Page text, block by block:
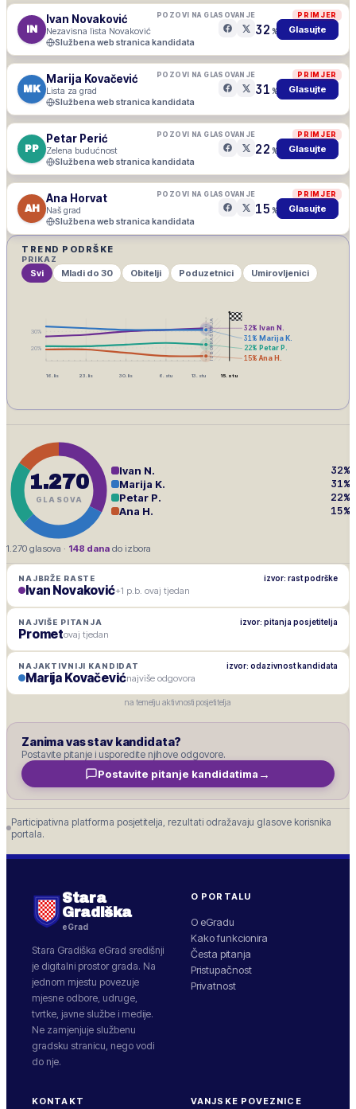
PRIMJER
IN
Ivan Novaković
Nezavisna lista Novaković
POZOVI NA GLASOVANJE
Službena web stranica kandidata
32 % Glasujte
PRIMJER
MK
Marija Kovačević
Lista za grad
POZOVI NA GLASOVANJE
Službena web stranica kandidata
31 % Glasujte
PRIMJER
PP
Petar Perić
Zelena budućnost
POZOVI NA GLASOVANJE
Službena web stranica kandidata
22 % Glasujte
PRIMJER
AH
Ana Horvat
Naš grad
POZOVI NA GLASOVANJE
Službena web stranica kandidata
15 % Glasujte
TREND PODRŠKE
PRIKAZ
Svi Mladi do 30 Obitelji Poduzetnici Umirovljenici
IZBORNA ŠUTNJA
20%
30% 32% Ivan N.
31% Marija K.
22% Petar P.
15% Ana H.
16. lis 23. lis 30. lis 6. stu 13. stu 15. stu
1.270
GLASOVA
Ivan N. 32%
Marija K. 31%
Petar P. 22%
Ana H. 15%
1.270 glasova · 148 dana do izbora
NAJBRŽE RASTE izvor: rast podrške
Ivan Novaković+1 p.b. ovaj tjedan
NAJVIŠE PITANJA izvor: pitanja posjetitelja
Prometovaj tjedan
NAJAKTIVNIJI KANDIDAT izvor: odazivnost kandidata
Marija Kovačevićnajviše odgovora
na temelju aktivnosti posjetitelja
Zanima vas stav kandidata?
Postavite pitanje i usporedite njihove odgovore.
Postavite pitanje kandidatima →
Participativna platforma posjetitelja, rezultati odražavaju glasove korisnika
portala.
Stara
Gradiška
eGrad
Stara Gradiška eGrad središnji
je digitalni prostor grada. Na
jednom mjestu povezuje
mjesne odbore, udruge,
tvrtke, javne službe i medije.
Ne zamjenjuje službenu
gradsku stranicu, nego vodi
do nje.
O PORTALU
O eGradu
Kako funkcionira
Česta pitanja
Pristupačnost
Privatnost
KONTAKT VANJSKE POVEZNICE